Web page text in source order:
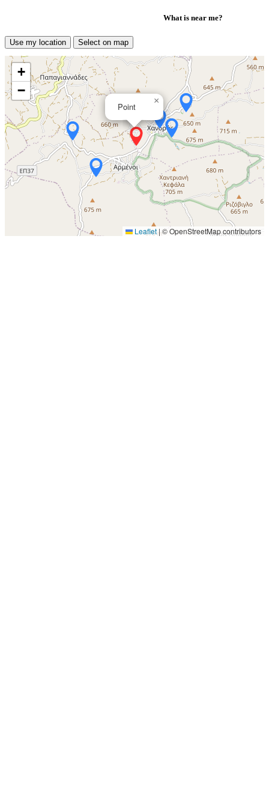
What is near me?
Use my location Select on map
Point
×
+
−
Leaflet|© OpenStreetMap contributors